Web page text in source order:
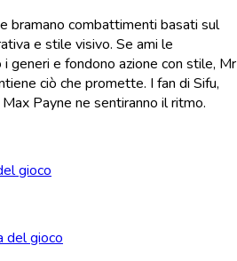
bramano combattimenti basati sul
e stile visivo. Se ami le
generi e fondono azione con stile, Mr
ciò che promette. I fan di Sifu,
Payne ne sentiranno il ritmo.